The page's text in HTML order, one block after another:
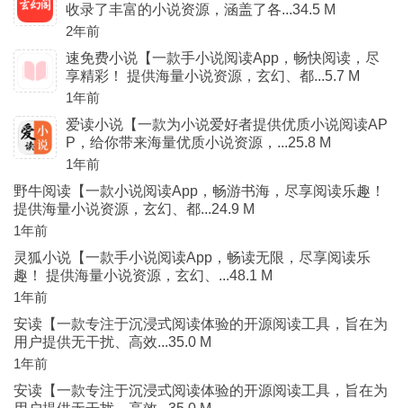
收录了丰富的小说资源，涵盖了各...34.5 M
2年前
速免费小说【一款手小说阅读App，畅快阅读，尽
享精彩！ 提供海量小说资源，玄幻、都...5.7 M
1年前
爱读小说【一款为小说爱好者提供优质小说阅读AP
P，给你带来海量优质小说资源，...25.8 M
1年前
野牛阅读【一款小说阅读App，畅游书海，尽享阅读乐趣！
提供海量小说资源，玄幻、都...24.9 M
1年前
灵狐小说【一款手小说阅读App，畅读无限，尽享阅读乐
趣！ 提供海量小说资源，玄幻、...48.1 M
1年前
安读【一款专注于沉浸式阅读体验的开源阅读工具，旨在为
用户提供无干扰、高效...35.0 M
1年前
安读【一款专注于沉浸式阅读体验的开源阅读工具，旨在为